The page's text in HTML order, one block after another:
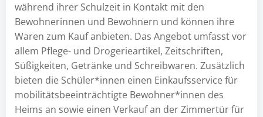
während ihrer Schulzeit in Kontakt mit den
Bewohnerinnen und Bewohnern und können ihre
Waren zum Kauf anbieten. Das Angebot umfasst vor
allem Pflege- und Drogerieartikel, Zeitschriften,
Süßigkeiten, Getränke und Schreibwaren. Zusätzlich
bieten die Schüler*innen einen Einkaufsservice für
mobilitätsbeeinträchtigte Bewohner*innen des
Heims an sowie einen Verkauf an der Zimmertür für